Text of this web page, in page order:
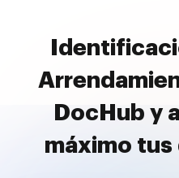
DocHub y
máximo